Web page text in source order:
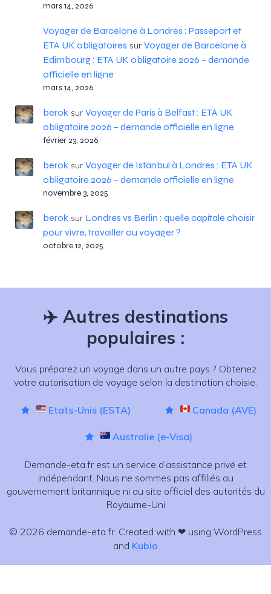
mars 14, 2026
Voyager de Barcelone à Londres : Passeport et
ETA UK obligatoires sur Voyager de Barcelone à
Edimbourg : ETA UK obligatoire 2026 – demande
officielle en ligne
mars 14, 2026
beroksur Voyager de Paris à Belfast : ETA UK
obligatoire 2026 – demande officielle en ligne
février 23, 2026
beroksur Voyager de Istanbul à Londres : ETA UK
obligatoire 2026 – demande officielle en ligne
novembre 3, 2025
beroksur Londres vs Berlin : quelle capitale choisir
pour vivre, travailler ou voyager ?
octobre 12, 2025
✈️ Autres destinations
populaires :
Vous préparez un voyage dans un autre pays ? Obtenez
votre autorisation de voyage selon la destination choisie.
Etats-Unis (ESTA) Canada (AVE)
Australie (e-Visa)
Demande-eta.fr est un service d’assistance privé et
indépendant. Nous ne sommes pas affiliés au
gouvernement britannique ni au site officiel des autorités du
Royaume-Uni
© 2026 demande-eta.fr. Created with ❤ using WordPress
and Kubio